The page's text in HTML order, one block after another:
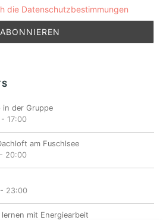
die Datenschutzbestimmungen
in der Gruppe
- 17:00
am Fuschlsee
- 20:00
- 23:00
mit Energiearbeit